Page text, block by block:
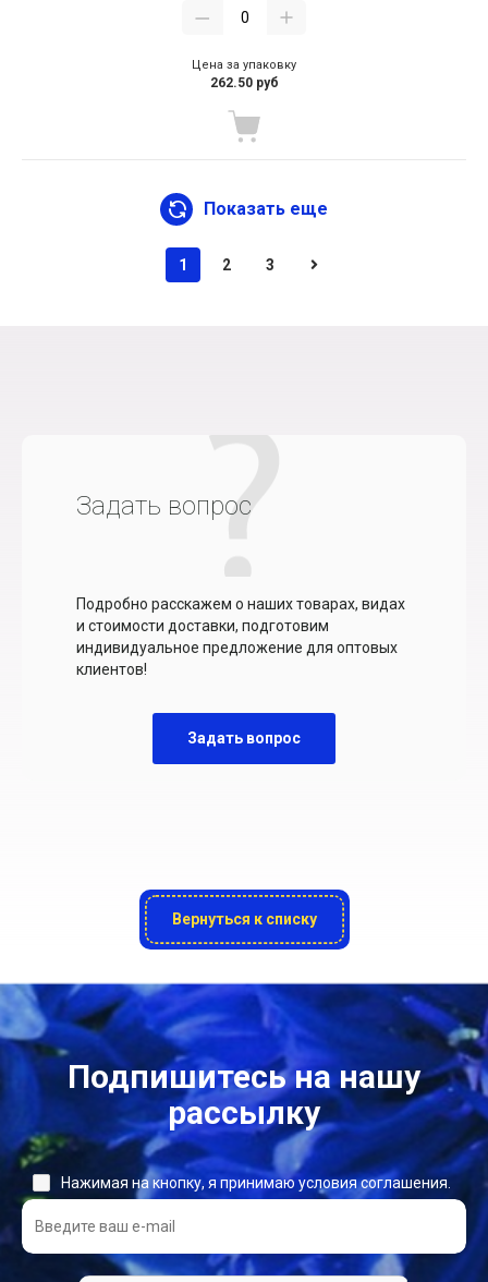
Цена за упаковку
262.50 руб
Показать еще
1 2 3
Задать вопрос
Подробно расскажем о наших товарах, видах
и стоимости доставки, подготовим
индивидуальное предложение для оптовых
клиентов!
Задать вопрос
Вернуться к списку
Подпишитесь на нашу
рассылку
Нажимая на кнопку, я принимаю условия соглашения.